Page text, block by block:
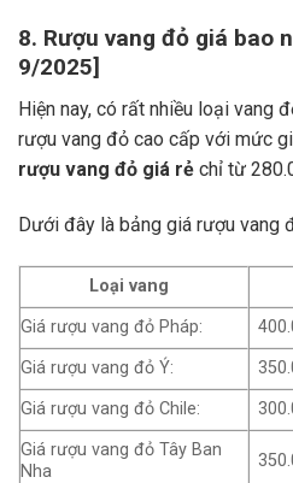
8. Rượu vang đỏ giá bao
9/2025]
Hiện nay, có rất nhiều loại vang
rượu vang đỏ cao cấp với mức
rượu vang đỏ giá rẻ chỉ từ
Dưới đây là bảng giá rượu vang
Loại vang
Giá rượu vang đỏ Pháp:
Giá rượu vang đỏ Ý:
Giá rượu vang đỏ Chile:
Giá rượu vang đỏ Tây Ban
Nha